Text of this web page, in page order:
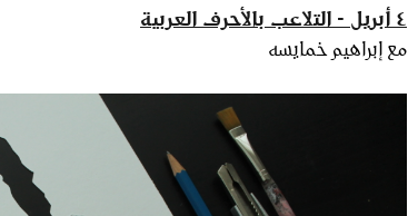
٤ أبريل - التلاعب بالأحرف العربية
مع إبراهيم خمايسه